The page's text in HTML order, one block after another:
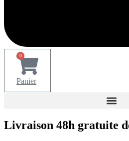
0
Panier
Livraison 48h gratuite